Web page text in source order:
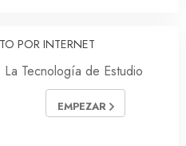
POR INTERNET
La Tecnología de Estudio
EMPEZAR